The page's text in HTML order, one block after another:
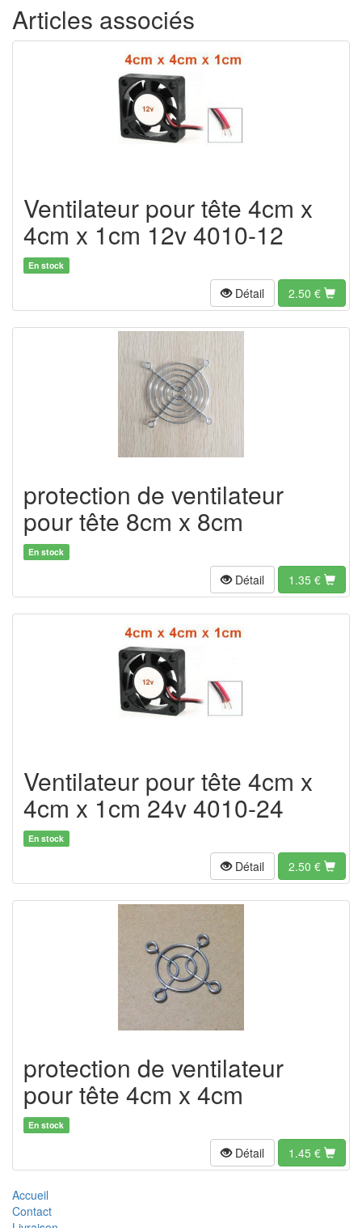
Articles associés
Ventilateur pour tête 4cm x
4cm x 1cm 12v 4010-12
En stock
Détail 2.50 €
protection de ventilateur
pour tête 8cm x 8cm
En stock
Détail 1.35 €
Ventilateur pour tête 4cm x
4cm x 1cm 24v 4010-24
En stock
Détail 2.50 €
protection de ventilateur
pour tête 4cm x 4cm
En stock
Détail 1.45 €
Accueil
Contact